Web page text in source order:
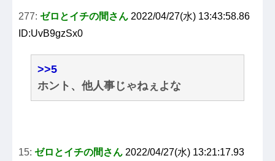
277: ゼロとイチの間さん 2022/04/27(水) 13:43:58.86
ID:UvB9gzSx0
>>5
ホント、他人事じゃねぇよな
15: ゼロとイチの間さん 2022/04/27(水) 13:21:17.93